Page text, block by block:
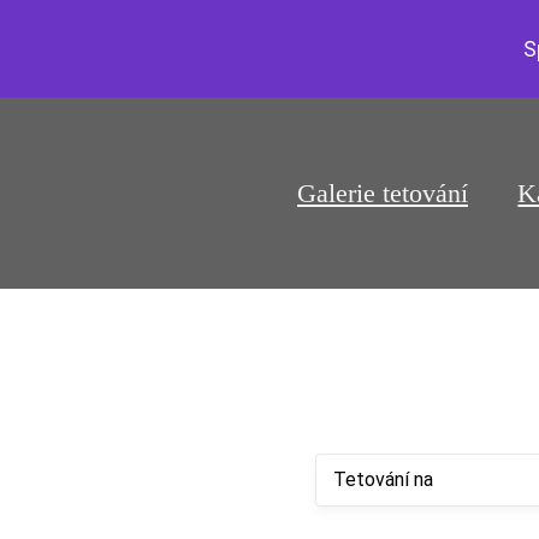
Galerie tetování
Tetování na